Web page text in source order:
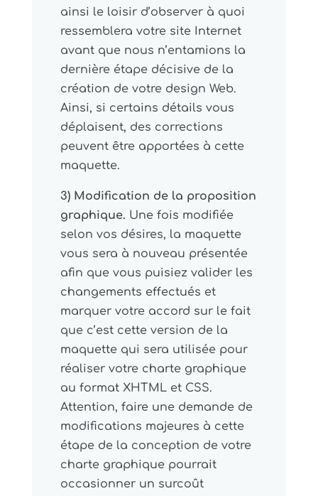
ainsi le loisir d’observer à quoi
ressemblera votre site Internet
avant que nous n’entamions la
dernière étape décisive de la
création de votre design Web.
Ainsi, si certains détails vous
déplaisent, des corrections
peuvent être apportées à cette
maquette.
3) Modification de la proposition
graphique. Une fois modifiée
selon vos désires, la maquette
vous sera à nouveau présentée
afin que vous puisiez valider les
changements effectués et
marquer votre accord sur le fait
que c’est cette version de la
maquette qui sera utilisée pour
réaliser votre charte graphique
au format XHTML et CSS.
Attention, faire une demande de
modifications majeures à cette
étape de la conception de votre
charte graphique pourrait
occasionner un surcoût